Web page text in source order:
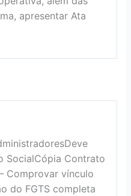
apresentar Ata
Deve
SocialCópia Contrato
Comprovar vínculo
do FGTS completa